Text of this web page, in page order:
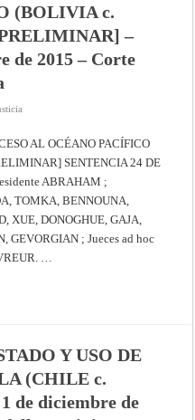
(BOLIVIA c.
–
de 2015 – Corte
AL OCÉANO PACÍFICO
SENTENCIA 24 DE
ABRAHAM ;
TOMKA, BENNOUNA,
XUE, DONOGHUE, GAJA,
GEVORGIAN ; Jueces ad hoc
…
Y USO DE
(CHILE c.
de diciembre de